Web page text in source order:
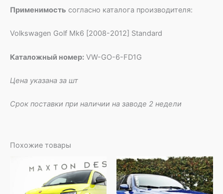
Применимость согласно каталога производителя:
Volkswagen Golf Mk6 [2008-2012] Standard
Каталожный номер: VW-GO-6-FD1G
Цена указана за шт
Срок поставки при наличии на заводе 2 недели
Похожие товары